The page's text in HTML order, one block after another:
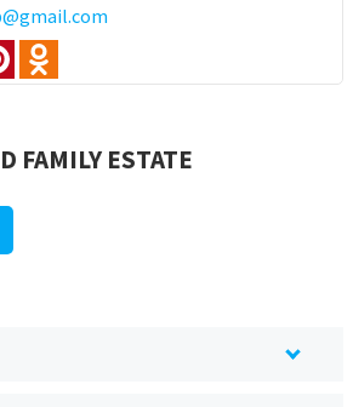
FAMILY ESTATE